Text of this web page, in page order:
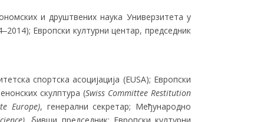
и друштвених наука Универзитета у
Европски културни центар, председник
спортска асоцијација (EUSA); Eвропски
скулптура (Swiss Committee Restitution
Europe), генерални секретар; Међународно
, бивши председник; Европски културни